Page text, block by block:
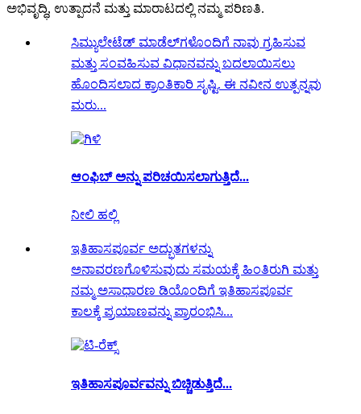
ಅಭಿವೃದ್ಧಿ, ಉತ್ಪಾದನೆ ಮತ್ತು ಮಾರಾಟದಲ್ಲಿ ನಮ್ಮ ಪರಿಣತಿ.
ಸಿಮ್ಯುಲೇಟೆಡ್ ಮಾಡೆಲ್‌ಗಳೊಂದಿಗೆ ನಾವು ಗ್ರಹಿಸುವ
ಮತ್ತು ಸಂವಹಿಸುವ ವಿಧಾನವನ್ನು ಬದಲಾಯಿಸಲು
ಹೊಂದಿಸಲಾದ ಕ್ರಾಂತಿಕಾರಿ ಸೃಷ್ಟಿ. ಈ ನವೀನ ಉತ್ಪನ್ನವು
ಮರು...
ಆಂಫಿಬ್ ಅನ್ನು ಪರಿಚಯಿಸಲಾಗುತ್ತಿದೆ...
ನೀಲಿ ಹಲ್ಲಿ
ಇತಿಹಾಸಪೂರ್ವ ಅದ್ಭುತಗಳನ್ನು
ಅನಾವರಣಗೊಳಿಸುವುದು ಸಮಯಕ್ಕೆ ಹಿಂತಿರುಗಿ ಮತ್ತು
ನಮ್ಮ ಅಸಾಧಾರಣ ಡಿಯೊಂದಿಗೆ ಇತಿಹಾಸಪೂರ್ವ
ಕಾಲಕ್ಕೆ ಪ್ರಯಾಣವನ್ನು ಪ್ರಾರಂಭಿಸಿ...
ಇತಿಹಾಸಪೂರ್ವವನ್ನು ಬಿಚ್ಚಿಡುತ್ತಿದೆ...